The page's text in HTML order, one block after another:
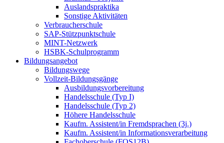
Auslandspraktika
Sonstige Aktivitäten
Verbraucherschule
SAP-Stützpunktschule
MINT-Netzwerk
HSBK-Schulprogramm
Bildungsangebot
Bildungswege
Vollzeit-Bildungsgänge
Ausbildungsvorbereitung
Handelsschule (Typ I)
Handelsschule (Typ 2)
Höhere Handelsschule
Kaufm. Assistent/in­ Fremdsprachen (3j.)
Kaufm. Assistent/in Informationsverarbeitung